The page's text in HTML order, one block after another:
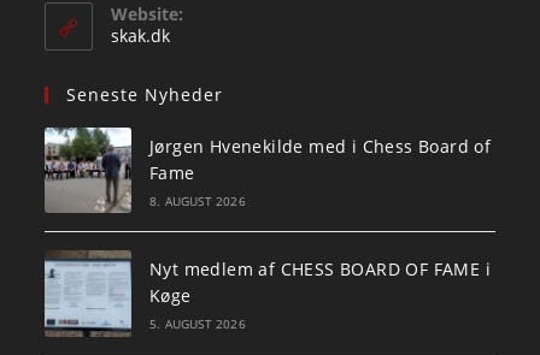
Website:
skak.dk
Seneste Nyheder
Jørgen Hvenekilde med i Chess Board of
Fame
8. AUGUST 2026
Nyt medlem af CHESS BOARD OF FAME i
Køge
5. AUGUST 2026